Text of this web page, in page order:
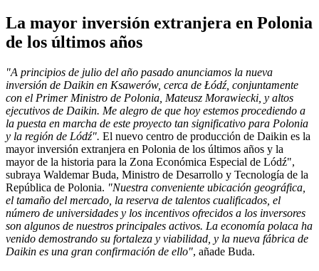
La mayor inversión extranjera en Polonia
de los últimos años
"A principios de julio del año pasado anunciamos la nueva
inversión de Daikin en Ksawerów, cerca de Łódź, conjuntamente
con el Primer Ministro de Polonia, Mateusz Morawiecki, y altos
ejecutivos de Daikin. Me alegro de que hoy estemos procediendo a
la puesta en marcha de este proyecto tan significativo para Polonia
y la región de Lódź". El nuevo centro de producción de Daikin es la
mayor inversión extranjera en Polonia de los últimos años y la
mayor de la historia para la Zona Económica Especial de Lódź",
subraya Waldemar Buda, Ministro de Desarrollo y Tecnología de la
República de Polonia. "Nuestra conveniente ubicación geográfica,
el tamaño del mercado, la reserva de talentos cualificados, el
número de universidades y los incentivos ofrecidos a los inversores
son algunos de nuestros principales activos. La economía polaca ha
venido demostrando su fortaleza y viabilidad, y la nueva fábrica de
Daikin es una gran confirmación de ello", añade Buda.